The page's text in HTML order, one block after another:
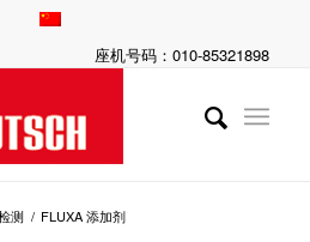
座机号码：010-85321898
测 / FLUXA 添加剂